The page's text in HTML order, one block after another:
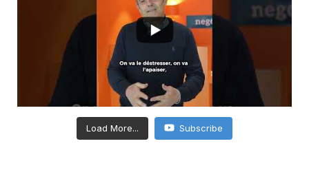
Load More... Subscribe